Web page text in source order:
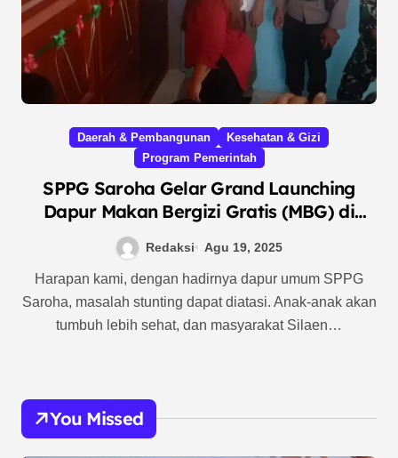
Daerah & Pembangunan
Kesehatan & Gizi
Program Pemerintah
SPPG Saroha Gelar Grand Launching
Dapur Makan Bergizi Gratis (MBG) di
Redaksi Agu 19, 2025
Harapan kami, dengan hadirnya dapur umum SPPG
Saroha, masalah stunting dapat diatasi. Anak-anak akan
tumbuh lebih sehat, dan masyarakat Silaen…
You Missed